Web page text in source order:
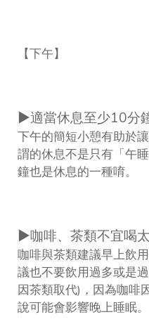
【下午】
▶適當休息至少10分
下午的簡短小憩有助於
謂的休息不是只有「午
鐘也是休息的一種唷。
▶咖啡、茶類不宜喝
咖啡與茶類建議早上飲
議也不要飲用過多或是
因茶類取代)，因為咖啡
說可能會影響晚上睡眠。